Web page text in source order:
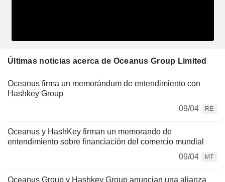
Últimas noticias acerca de Oceanus Group Limited
Oceanus firma un memorándum de entendimiento con
Hashkey Group
09/04
RE
Oceanus y HashKey firman un memorando de
entendimiento sobre financiación del comercio mundial
09/04
MT
Oceanus Group y Hashkey Group anuncian una alianza